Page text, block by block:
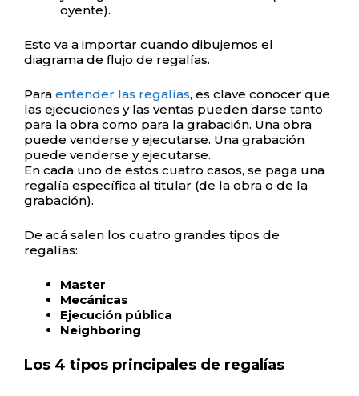
oyente).
Esto va a importar cuando dibujemos el
diagrama de flujo de regalías.
Para entender las regalías, es clave conocer que
las ejecuciones y las ventas pueden darse tanto
para la obra como para la grabación. Una obra
puede venderse y ejecutarse. Una grabación
puede venderse y ejecutarse.
En cada uno de estos cuatro casos, se paga una
regalía específica al titular (de la obra o de la
grabación).
De acá salen los cuatro grandes tipos de
regalías:
Master
Mecánicas
Ejecución pública
Neighboring
Los 4 tipos principales de regalías